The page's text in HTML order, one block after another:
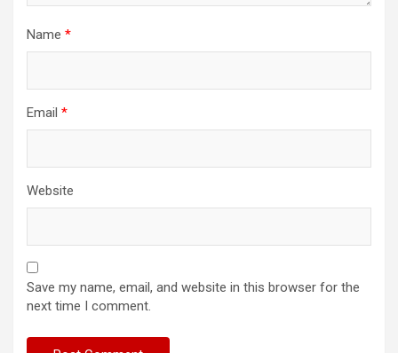
Name *
Email *
Website
Save my name, email, and website in this browser for the
next time I comment.